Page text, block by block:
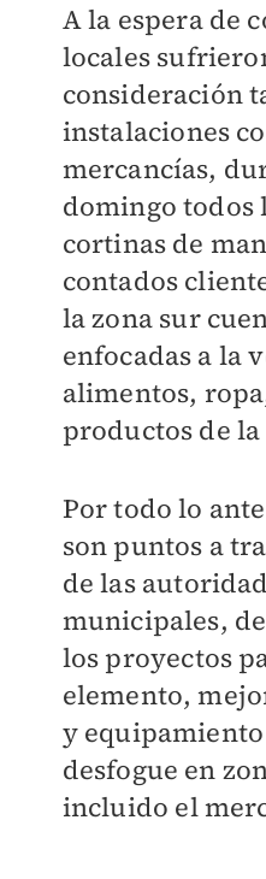
A la espera de
locales
consideración
instalaciones
mercancías,
domingo todos
cortinas de
contados
la zona sur
enfocadas a la
alimentos,
productos de la
Por todo lo
son puntos a
de las
municipales,
los proyectos
elemento,
y
desfogue en
incluido el